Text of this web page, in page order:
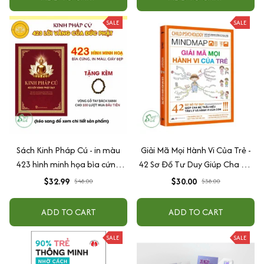
SALE
Sách Kinh Pháp Cú - in màu
423 hình minh họa bìa cứng
cao cấp + tặng kèm vòng tay
$32.99 $48.00
ADD TO CART
SALE
Giải Mã Mọi Hành Vi Của Trẻ -
42 Sơ Đồ Tư Duy Giúp Cha Mẹ
Thấu Hiểu Tâm Lý Và Hành Vi
$30.00 $38.00
ADD TO CART
SALE SALE